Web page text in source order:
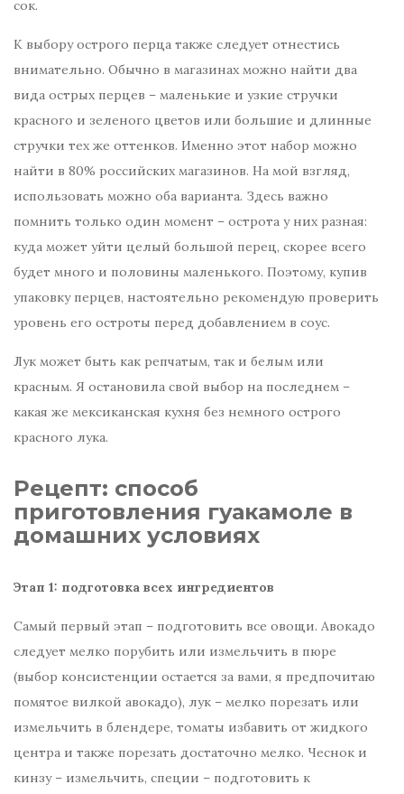
сок.
К выбору острого перца также следует отнестись
внимательно. Обычно в магазинах можно найти два
вида острых перцев – маленькие и узкие стручки
красного и зеленого цветов или большие и длинные
стручки тех же оттенков. Именно этот набор можно
найти в 80% российских магазинов. На мой взгляд,
использовать можно оба варианта. Здесь важно
помнить только один момент – острота у них разная:
куда может уйти целый большой перец, скорее всего
будет много и половины маленького. Поэтому, купив
упаковку перцев, настоятельно рекомендую проверить
уровень его остроты перед добавлением в соус.
Лук может быть как репчатым, так и белым или
красным. Я остановила свой выбор на последнем –
какая же мексиканская кухня без немного острого
красного лука.
Рецепт: способ
приготовления гуакамоле в
домашних условиях
Этап 1: подготовка всех ингредиентов
Самый первый этап – подготовить все овощи. Авокадо
следует мелко порубить или измельчить в пюре
(выбор консистенции остается за вами, я предпочитаю
помятое вилкой авокадо), лук – мелко порезать или
измельчить в блендере, томаты избавить от жидкого
центра и также порезать достаточно мелко. Чеснок и
кинзу – измельчить, специи – подготовить к